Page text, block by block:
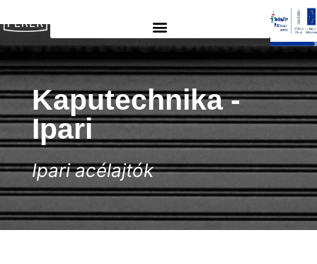
Kaputechnika​​ -
Ipari
Ipari acélajtók